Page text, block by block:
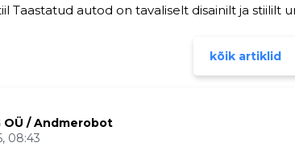
kõik artiklid
OÜ / Andmerobot
08:43